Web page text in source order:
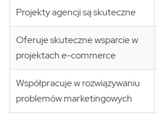
Projekty agencji są skuteczne
Oferuje skuteczne wsparcie w
projektach e-commerce
Współpracuje w rozwiązywaniu
problemów marketingowych